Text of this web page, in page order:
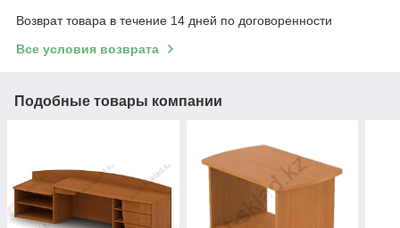
Возврат товара в течение 14 дней по договоренности
Все условия возврата
Подобные товары компании